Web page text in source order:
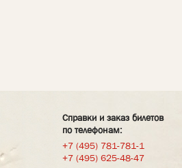
Справки и заказ билетов
по телефонам:
+7 (495) 781-781-1
+7 (495) 625-48-47